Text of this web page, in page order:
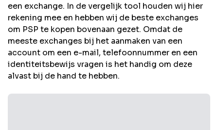
een exchange. In de vergelijk tool houden wij hier
rekening mee en hebben wij de beste exchanges
om PSP te kopen bovenaan gezet. Omdat de
meeste exchanges bij het aanmaken van een
account om een e-mail, telefoonnummer en een
identiteitsbewijs vragen is het handig om deze
alvast bij de hand te hebben.